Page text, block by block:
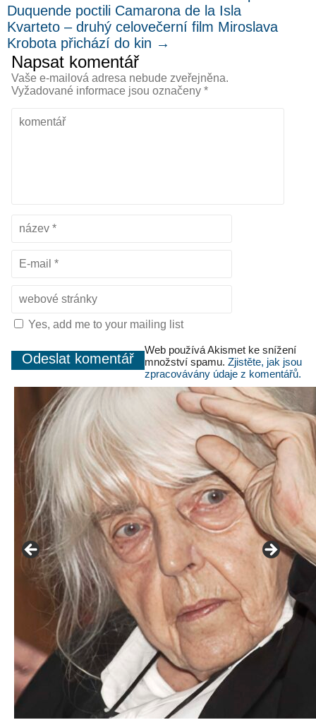
Duquende poctili Camarona de la Isla
Kvarteto – druhý celovečerní film Miroslava
Krobota přichází do kin →
Napsat komentář
Vaše e-mailová adresa nebude zveřejněna.
Vyžadované informace jsou označeny *
Yes, add me to your mailing list
Web používá Akismet ke snížení
množství spamu. Zjistěte, jak jsou
zpracovávány údaje z komentářů.
František Skála - film Veřejný prostor
Adriena Šimotová
Richard Štipl v Benátkách
Langweiluv model v Praze
Japanolog Petr Geisler, foto: Petr Šálek
©Frank Kortan,Yellow Shark, portrét Franka Zappy
Nové Svatovítské varhany